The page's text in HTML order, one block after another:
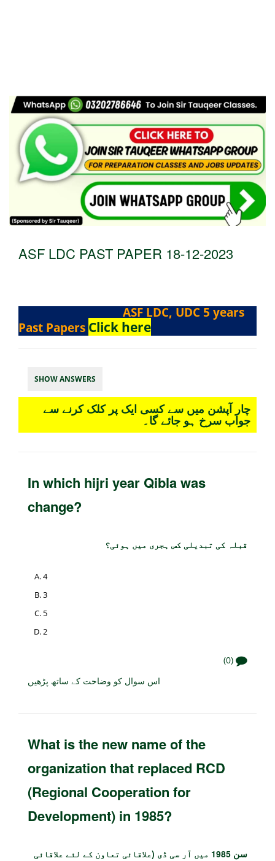
ASF LDC PAST PAPER 18-12-2023
ASF LDC, UDC 5 years
Past Papers Click here
SHOW ANSWERS
چار آپشن میں سے کسی ایک پر کلک کرنے سے
جواب سرخ ہو جائے گا۔
In which hijri year Qibla was
change?
قبلہ کی تبدیلی کس ہجری میں ہوئی؟
4
3
5
2
(0)
اس سوال کو وضاحت کے ساتھ پڑھیں
What is the new name of the
organization that replaced RCD
(Regional Cooperation for
Development) in 1985?
سن 1985 میں آر سی ڈی (علاقائی تعاون کے لئے علاقائی